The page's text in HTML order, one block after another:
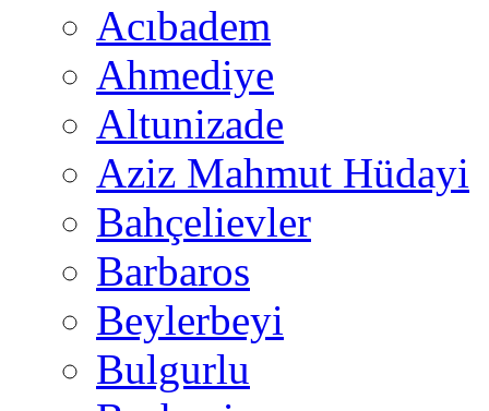
Acıbadem
Ahmediye
Altunizade
Aziz Mahmut Hüdayi
Bahçelievler
Barbaros
Beylerbeyi
Bulgurlu